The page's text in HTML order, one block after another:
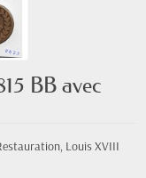
BB avec
Louis XVIII